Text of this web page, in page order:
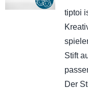
tiptoi
Stift
Der